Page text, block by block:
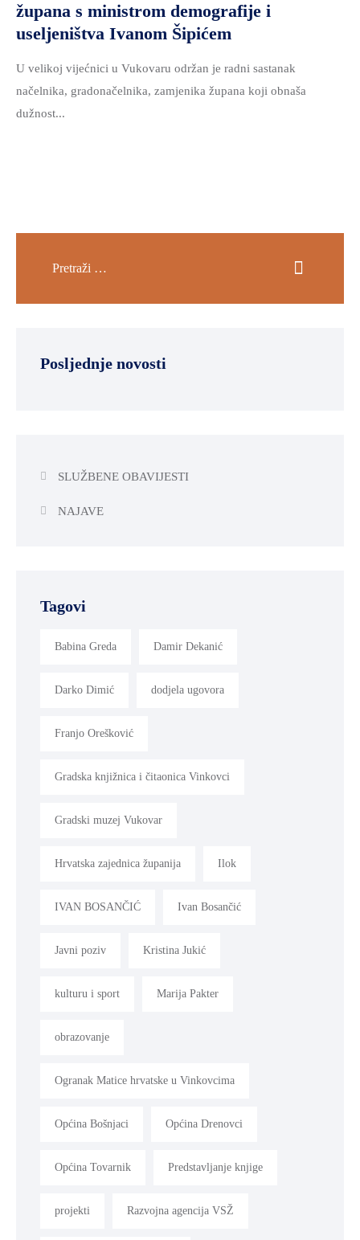
župana s ministrom demografije i
useljeništva Ivanom Šipićem
U velikoj vijećnici u Vukovaru održan je radni sastanak
načelnika, gradonačelnika, zamjenika župana koji obnaša
dužnost...
Posljednje novosti
SLUŽBENE OBAVIJESTI
NAJAVE
Tagovi
Babina Greda Damir Dekanić
Darko Dimić dodjela ugovora
Franjo Orešković
Gradska knjižnica i čitaonica Vinkovci
Gradski muzej Vukovar
Hrvatska zajednica županija Ilok
IVAN BOSANČIĆ Ivan Bosančić
Javni poziv Kristina Jukić
kulturu i sport Marija Pakter
obrazovanje
Ogranak Matice hrvatske u Vinkovcima
Općina Bošnjaci Općina Drenovci
Općina Tovarnik Predstavljanje knjige
projekti Razvojna agencija VSŽ